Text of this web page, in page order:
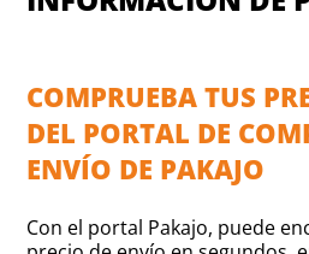
COMPRUEBA TUS
DEL PORTAL DE
ENVÍO DE PAKAJO
Con el portal Pakajo, puede